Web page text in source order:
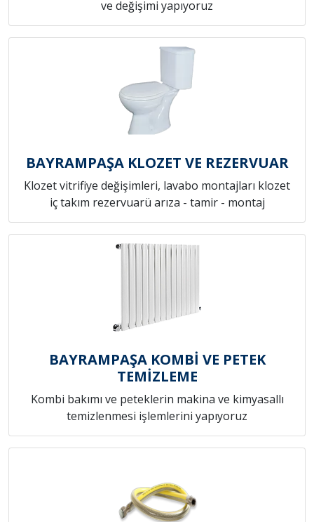
ve değişimi yapıyoruz
BAYRAMPAŞA KLOZET VE REZERVUAR
Klozet vitrifiye değişimleri, lavabo montajları klozet
iç takım rezervuarü arıza - tamir - montaj
BAYRAMPAŞA KOMBİ VE PETEK
TEMİZLEME
Kombi bakımı ve peteklerin makina ve kimyasallı
temizlenmesi işlemlerini yapıyoruz